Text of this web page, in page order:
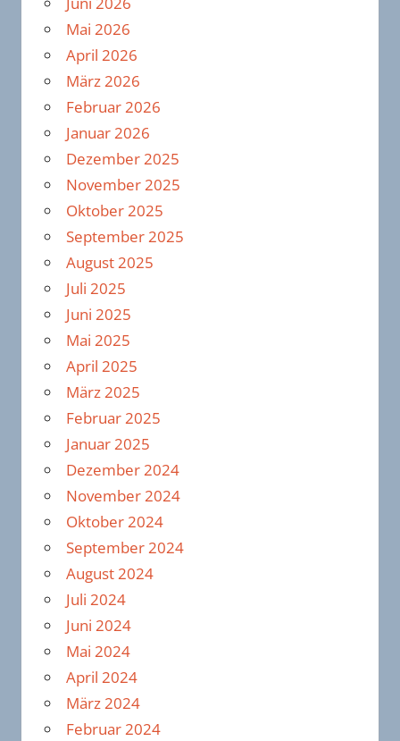
Mai 2026
April 2026
März 2026
Februar 2026
Januar 2026
Dezember 2025
November 2025
Oktober 2025
September 2025
August 2025
Juli 2025
Juni 2025
Mai 2025
April 2025
März 2025
Februar 2025
Januar 2025
Dezember 2024
November 2024
Oktober 2024
September 2024
August 2024
Juli 2024
Juni 2024
Mai 2024
April 2024
März 2024
Februar 2024